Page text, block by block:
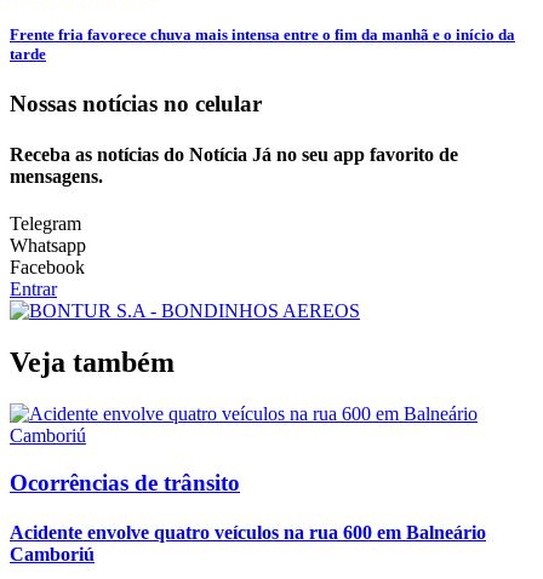
Frente fria favorece chuva mais intensa entre o fim da manhã e o início da
tarde
Nossas notícias no celular
Receba as notícias do Notícia Já no seu app favorito de
mensagens.
Telegram
Whatsapp
Facebook
Entrar
Veja também
Ocorrências de trânsito
Acidente envolve quatro veículos na rua 600 em Balneário
Camboriú